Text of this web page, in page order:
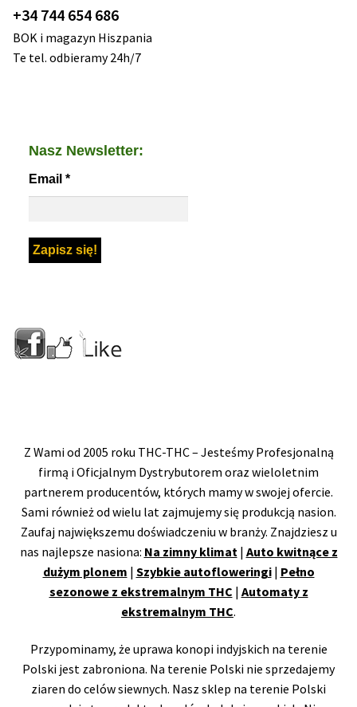
+34 744 654 686
BOK i magazyn Hiszpania
Te tel. odbieramy 24h/7
Nasz Newsletter:
Email *
Z Wami od 2005 roku THC-THC – Jesteśmy Profesjonalną
firmą i Oficjalnym Dystrybutorem oraz wieloletnim
partnerem producentów, których mamy w swojej ofercie.
Sami również od wielu lat zajmujemy się produkcją nasion.
Zaufaj największemu doświadczeniu w branży. Znajdziesz u
nas najlepsze nasiona: Na zimny klimat | Auto kwitnące z
dużym plonem | Szybkie autofloweringi| Pełno
sezonowe z ekstremalnym THC | Automaty z
ekstremalnym THC.
Przypominamy, że uprawa konopi indyjskich na terenie
Polski jest zabroniona. Na terenie Polski nie sprzedajemy
ziaren do celów siewnych. Nasz sklep na terenie Polski